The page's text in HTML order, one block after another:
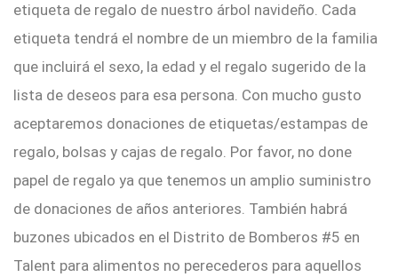
etiqueta de regalo de nuestro árbol navideño. Cada
etiqueta tendrá el nombre de un miembro de la familia
que incluirá el sexo, la edad y el regalo sugerido de la
lista de deseos para esa persona. Con mucho gusto
aceptaremos donaciones de etiquetas/estampas de
regalo, bolsas y cajas de regalo. Por favor, no done
papel de regalo ya que tenemos un amplio suministro
de donaciones de años anteriores. También habrá
buzones ubicados en el Distrito de Bomberos #5 en
Talent para alimentos no perecederos para aquellos